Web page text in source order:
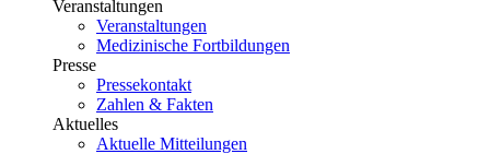
Veranstaltungen
Veranstaltungen
Medizinische Fortbildungen
Presse
Pressekontakt
Zahlen & Fakten
Aktuelles
Aktuelle Mitteilungen